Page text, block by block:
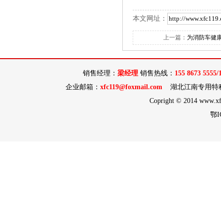
本文网址：
上一篇： 为消防车健
销售经理： 梁经理销售热线： 155 8673 5555/
企业邮箱： xfc119@foxmail.com湖北江南专用特
Copright © 2014
鄂